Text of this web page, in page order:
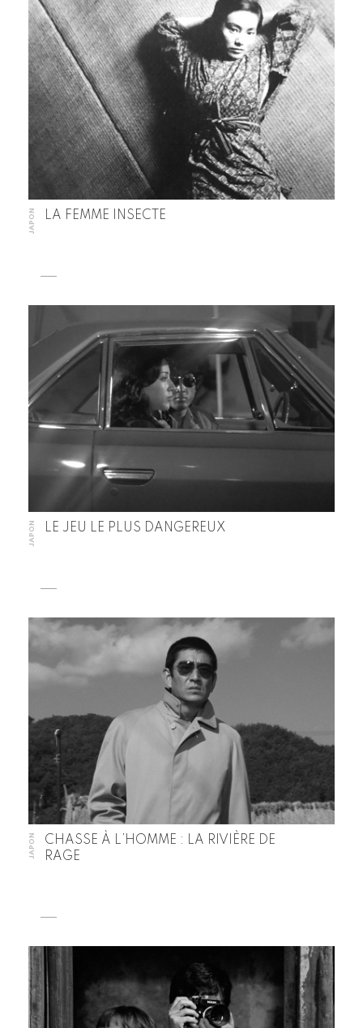
JAPON LA FEMME INSECTE
JAPON LE JEU LE PLUS DANGEREUX
JAPON
CHASSE À L’HOMME : LA RIVIÈRE DE
RAGE